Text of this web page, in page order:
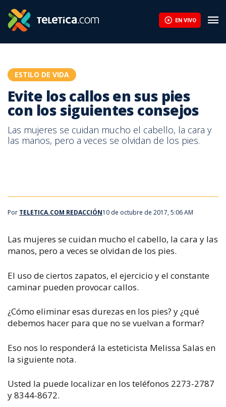
EN VIVO
ESTILO DE VIDA
Evite los callos en sus pies
con los siguientes consejos
Las mujeres se cuidan mucho el cabello, la cara y
las manos, pero a veces se olvidan de los pies.
Por TELETICA.COM REDACCIÓN10 de octubre de 2017, 5:06 AM
Las mujeres se cuidan mucho el cabello, la cara y las
manos, pero a veces se olvidan de los pies.
El uso de ciertos zapatos, el ejercicio y el constante
caminar pueden provocar callos.
¿Cómo eliminar esas durezas en los pies? y ¿qué
debemos hacer para que no se vuelvan a formar?
Eso nos lo responderá la esteticista Melissa Salas en
la siguiente nota.
Usted la puede localizar en los teléfonos 2273-2787
y 8344-8672.